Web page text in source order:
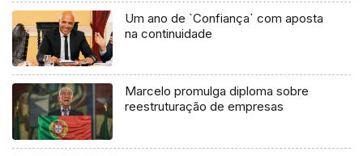
Um ano de `Confiança` com aposta
na continuidade
Marcelo promulga diploma sobre
reestruturação de empresas